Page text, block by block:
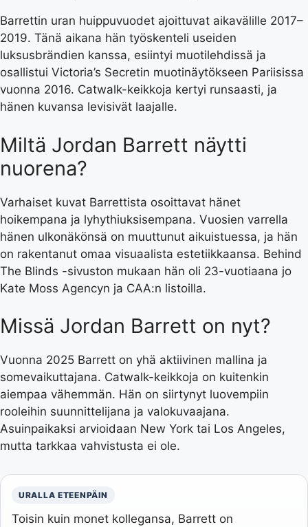
Barrettin uran huippuvuodet ajoittuvat aikavälille 2017–
2019. Tänä aikana hän työskenteli useiden
luksusbrändien kanssa, esiintyi muotilehdissä ja
osallistui Victoria’s Secretin muotinäytökseen Pariisissa
vuonna 2016. Catwalk-keikkoja kertyi runsaasti, ja
hänen kuvansa levisivät laajalle.
Miltä Jordan Barrett näytti
nuorena?
Varhaiset kuvat Barrettista osoittavat hänet
hoikempana ja lyhythiuksisempana. Vuosien varrella
hänen ulkonäkönsä on muuttunut aikuistuessa, ja hän
on rakentanut omaa visuaalista estetiikkaansa. Behind
The Blinds -sivuston mukaan hän oli 23-vuotiaana jo
Kate Moss Agencyn ja CAA:n listoilla.
Missä Jordan Barrett on nyt?
Vuonna 2025 Barrett on yhä aktiivinen mallina ja
somevaikuttajana. Catwalk-keikkoja on kuitenkin
aiempaa vähemmän. Hän on siirtynyt luovempiin
rooleihin suunnittelijana ja valokuvaajana.
Asuinpaikaksi arvioidaan New York tai Los Angeles,
mutta tarkkaa vahvistusta ei ole.
URALLA ETEENPÄIN
Toisin kuin monet kollegansa, Barrett on